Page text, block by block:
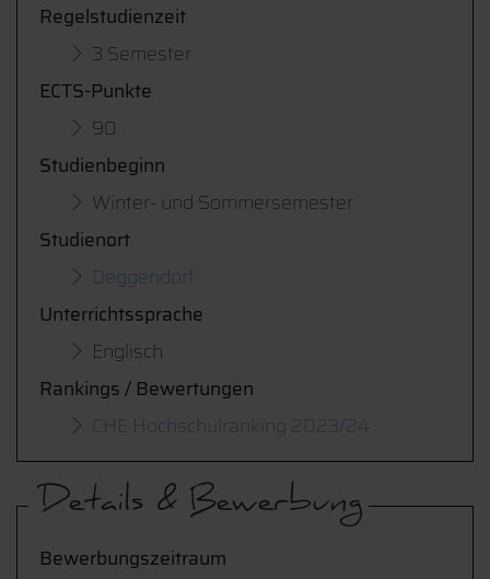
Regelstudienzeit
3 Semester
ECTS-Punkte
90
Studienbeginn
Winter- und Sommersemester
Studienort
Deggendorf
Unterrichtssprache
Englisch
Rankings / Bewertungen
CHE Hochschulranking 2023/24
Details & Bewerbung
Bewerbungszeitraum